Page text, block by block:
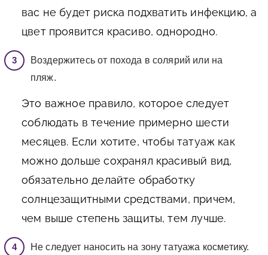
вас не будет риска подхватить инфекцию, а
цвет проявится красиво, однородно.
Воздержитесь от похода в солярий или на
пляж.
Это важное правило, которое следует
соблюдать в течение примерно шести
месяцев. Если хотите, чтобы татуаж как
можно дольше сохранял красивый вид,
обязательно делайте обработку
солнцезащитными средствами, причем,
чем выше степень защиты, тем лучше.
Не следует наносить на зону татуажа косметику.